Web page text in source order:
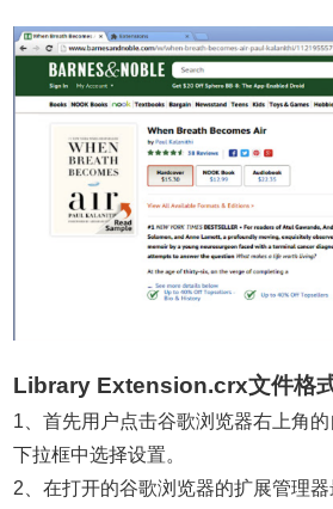
Library Extension.crx文件格
1、首先用户点击谷歌浏览器右上角
下拉框中选择设置。
2、在打开的谷歌浏览器的扩展管理